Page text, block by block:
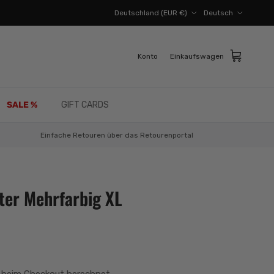
Deutschland (EUR €) Deutsch
Konto Einkaufswagen
SALE % GIFT CARDS
Einfache Retouren über das Retourenportal
Mehrfarbig XL